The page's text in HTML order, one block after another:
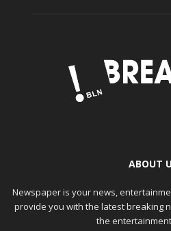
ABOUT
Newspaper is your news,
provide you with the latest breaking
the